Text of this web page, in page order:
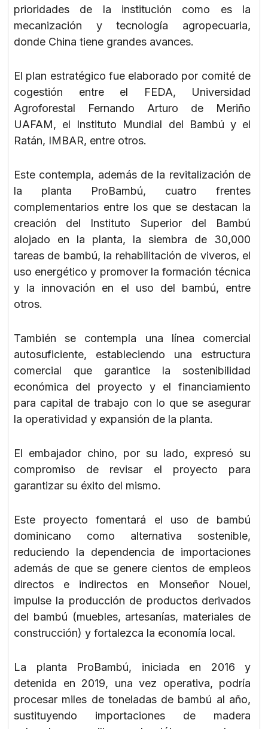
prioridades de la institución como es la
mecanización y tecnología agropecuaria,
donde China tiene grandes avances.
El plan estratégico fue elaborado por comité de
cogestión entre el FEDA, Universidad
Agroforestal Fernando Arturo de Meriño
UAFAM, el Instituto Mundial del Bambú y el
Ratán, IMBAR, entre otros.
Este contempla, además de la revitalización de
la planta ProBambú, cuatro frentes
complementarios entre los que se destacan la
creación del Instituto Superior del Bambú
alojado en la planta, la siembra de 30,000
tareas de bambú, la rehabilitación de viveros, el
uso energético y promover la formación técnica
y la innovación en el uso del bambú, entre
otros.
También se contempla una línea comercial
autosuficiente, estableciendo una estructura
comercial que garantice la sostenibilidad
económica del proyecto y el financiamiento
para capital de trabajo con lo que se asegurar
la operatividad y expansión de la planta.
El embajador chino, por su lado, expresó su
compromiso de revisar el proyecto para
garantizar su éxito del mismo.
Este proyecto fomentará el uso de bambú
dominicano como alternativa sostenible,
reduciendo la dependencia de importaciones
además de que se genere cientos de empleos
directos e indirectos en Monseñor Nouel,
impulse la producción de productos derivados
del bambú (muebles, artesanías, materiales de
construcción) y fortalezca la economía local.
La planta ProBambú, iniciada en 2016 y
detenida en 2019, una vez operativa, podría
procesar miles de toneladas de bambú al año,
sustituyendo importaciones de madera